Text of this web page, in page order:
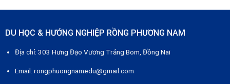
DU HỌC & HƯỚNG NGHIỆP RỒNG PHƯƠNG NAM
Địa chỉ: 303 Hưng Đạo Vương Trảng Bom, Đồng Nai
Email: rongphuongnamedu@gmail.com